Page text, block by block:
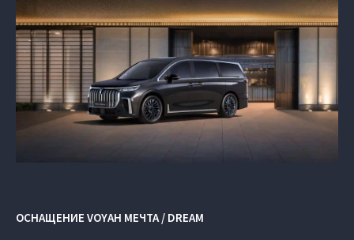
ОСНАЩЕНИЕ VOYAH МЕЧТА / DREAM